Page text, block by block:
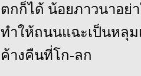
ตกก็ได้ น้อยภาวนาอย่
ทำให้ถนนแฉะเป็นหลุม
ค้างคืนที่โก-ลก